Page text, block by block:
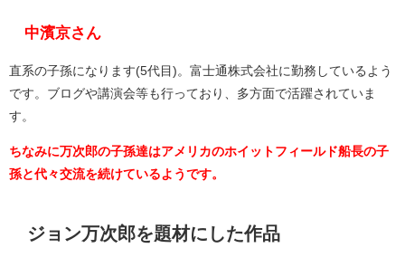
中濱京さん
直系の子孫になります(5代目)。富士通株式会社に勤務しているよう
です。ブログや講演会等も行っており、多方面で活躍されていま
す。
ちなみに万次郎の子孫達はアメリカのホイットフィールド船長の子
孫と代々交流を続けているようです。
ジョン万次郎を題材にした作品